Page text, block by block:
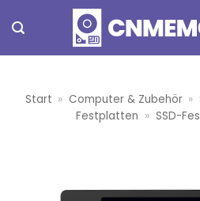
Inhalt
springen
Start » Computer & Zubehör »
Festplatten » SSD-